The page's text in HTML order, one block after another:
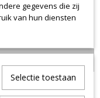
gegevens die zij
van hun diensten
Selectie toestaan